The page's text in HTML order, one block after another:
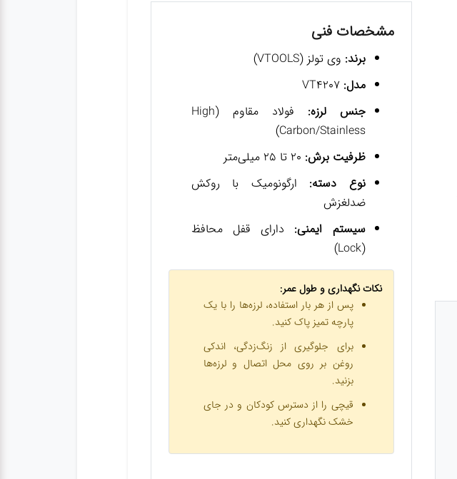
مشخصات فنی
برند: وی تولز (VTOOLS)
مدل: VT4207
جنس لرزه:
فولاد مقاوم (High
Carbon/Stainless)
ظرفیت برش:
نوع دسته: ارگونومیک با روکش
ضدلغزش
سیستم ایمنی: دارای قفل محافظ
(Lock)
نکات نگهداری و طول عمر:
پس از هر بار استفاده، لرزه‌ها را با یک
پارچه تمیز پاک کنید.
برای جلوگیری از زنگ‌زدگی، اندکی
روغن بر روی محل اتصال و لرزه‌ها
بزنید.
قیچی را از دسترس کودکان و در جای
خشک نگهداری کنید.